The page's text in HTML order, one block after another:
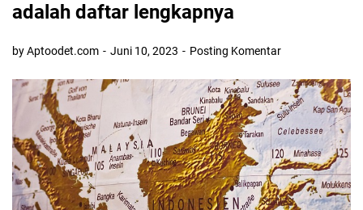
adalah daftar lengkapnya
by Aptoodet.com Juni 10, 2023 Posting Komentar